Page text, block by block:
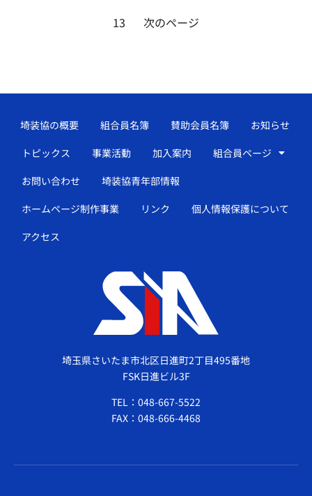
13 次のページ
埼玉県さいたま市北区日進町2丁目495番地
FSK日進ビル3F
TEL：048-667-5522
FAX：048-666-4468
埼装協の概要 組合員名簿 賛助会員名簿
お知らせ
トピックス
事業活動 加入案内
組合員ページ
お問い合わせ
埼装協青年部情報
ホームページ制作事業
リンク
個人情報保護について
アクセス